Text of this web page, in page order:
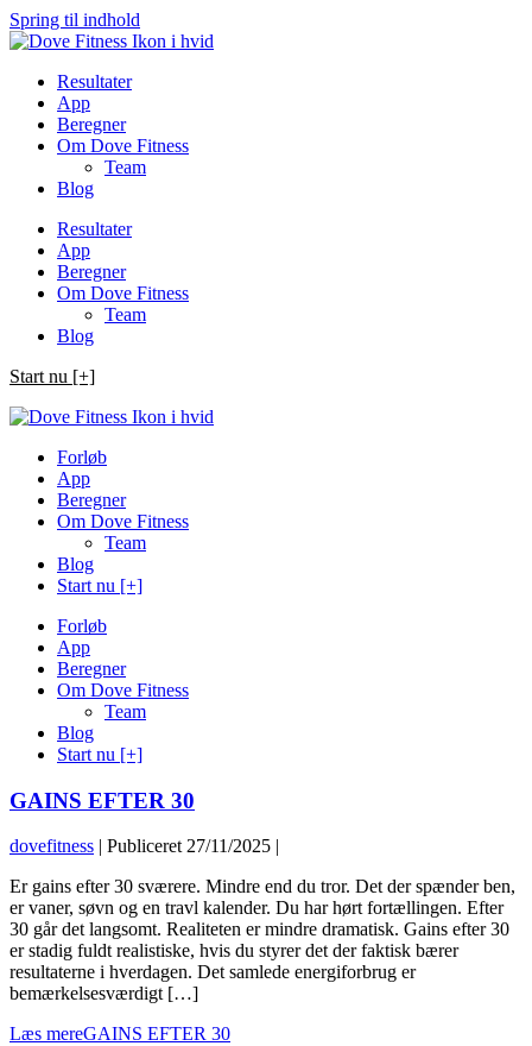
Spring til indhold
Resultater
App
Beregner
Om Dove Fitness
Team
Blog
Resultater
App
Beregner
Om Dove Fitness
Team
Blog
Start nu [+]
Forløb
App
Beregner
Om Dove Fitness
Team
Blog
Start nu [+]
Forløb
App
Beregner
Om Dove Fitness
Team
Blog
Start nu [+]
GAINS EFTER 30
dovefitness | Publiceret 27/11/2025 |
Er gains efter 30 sværere. Mindre end du tror. Det der spænder ben,
er vaner, søvn og en travl kalender. Du har hørt fortællingen. Efter
30 går det langsomt. Realiteten er mindre dramatisk. Gains efter 30
er stadig fuldt realistiske, hvis du styrer det der faktisk bærer
resultaterne i hverdagen. Det samlede energiforbrug er
bemærkelsesværdigt […]
Læs mereGAINS EFTER 30